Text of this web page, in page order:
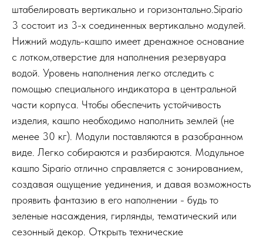
штабелировать вертикально и горизонтально.Sipario
3 состоит из 3-х соединенных вертикально модулей.
Нижний модуль-кашпо имеет дренажное основание
с лотком,отверстие для наполнения резервуара
водой. Уровень наполнения легко отследить с
помощью специального индикатора в центральной
части корпуса. Чтобы обеспечить устойчивость
изделия, кашпо необходимо наполнить землей (не
менее 30 кг). Модули поставляются в разобранном
виде. Легко собираются и разбираются. Модульное
кашпо Sipario отлично справляется с зонированием,
создавая ощущение уединения, и давая возможность
проявить фантазию в его наполнении - будь то
зеленые насаждения, гирлянды, тематический или
сезонный декор. Открыть технические